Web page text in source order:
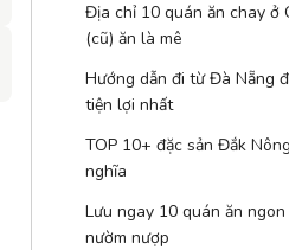
Địa chỉ 10 quán ăn chay ở
(cũ) ăn là mê
Hướng dẫn đi từ Đà Nẵng
tiện lợi nhất
TOP 10+ đặc sản Đắk
nghĩa
Lưu ngay 10 quán ăn
nườm nượp